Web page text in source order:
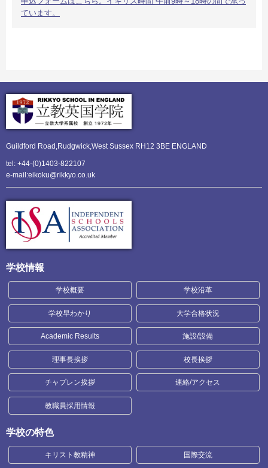
ています。
Guildford Road,Rudgwick, West Sussex RH12 3BE ENGLAND
tel: +44-(0)1403-822107
e-mail:eikoku@rikkyo.co.uk
学校情報
学校概要 学校沿革
学校早わかり 大学合格状況
Academic Results 施設/設備
理事長挨拶 校長挨拶
チャプレン挨拶 連絡/アクセス
教職員採用情報
学校の特色
キリスト教精神 国際交流